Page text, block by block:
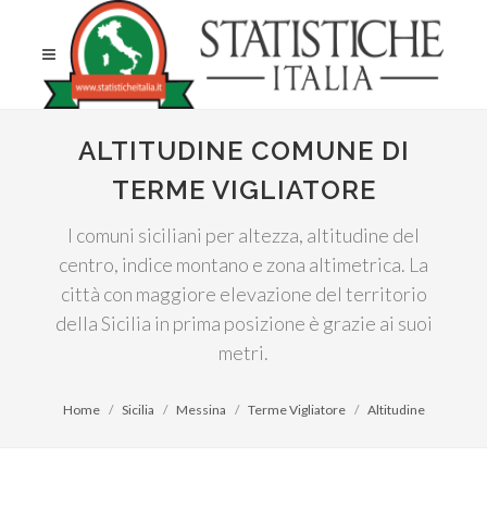
ALTITUDINE COMUNE DI
TERME VIGLIATORE
I comuni siciliani per altezza, altitudine del
centro, indice montano e zona altimetrica. La
città con maggiore elevazione del territorio
della Sicilia in prima posizione è grazie ai suoi
metri.
Home Sicilia Messina Terme Vigliatore Altitudine